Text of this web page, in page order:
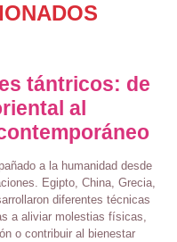
tántricos: de
al
a la humanidad desde
Egipto, China, Grecia,
diferentes técnicas
a aliviar molestias físicas,
o contribuir al bienestar